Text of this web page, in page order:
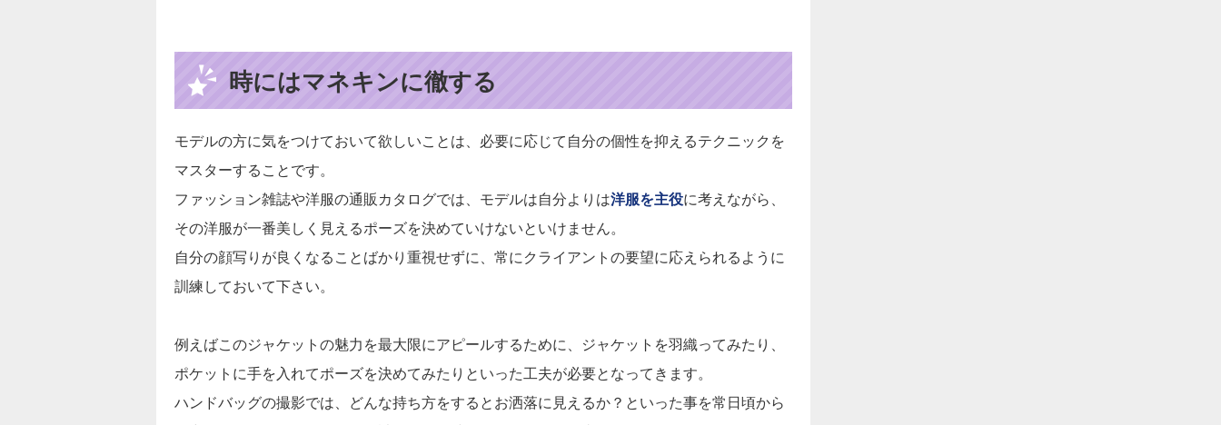
時にはマネキンに徹する
モデルの方に気をつけておいて欲しいことは、必要に応じて自分の個性を抑えるテクニックを
マスターすることです。
ファッション雑誌や洋服の通販カタログでは、モデルは自分よりは洋服を主役に考えながら、
その洋服が一番美しく見えるポーズを決めていけないといけません。
自分の顔写りが良くなることばかり重視せずに、常にクライアントの要望に応えられるように
訓練しておいて下さい。
例えばこのジャケットの魅力を最大限にアピールするために、ジャケットを羽織ってみたり、
ポケットに手を入れてポーズを決めてみたりといった工夫が必要となってきます。
ハンドバッグの撮影では、どんな持ち方をするとお洒落に見えるか？といった事を常日頃から